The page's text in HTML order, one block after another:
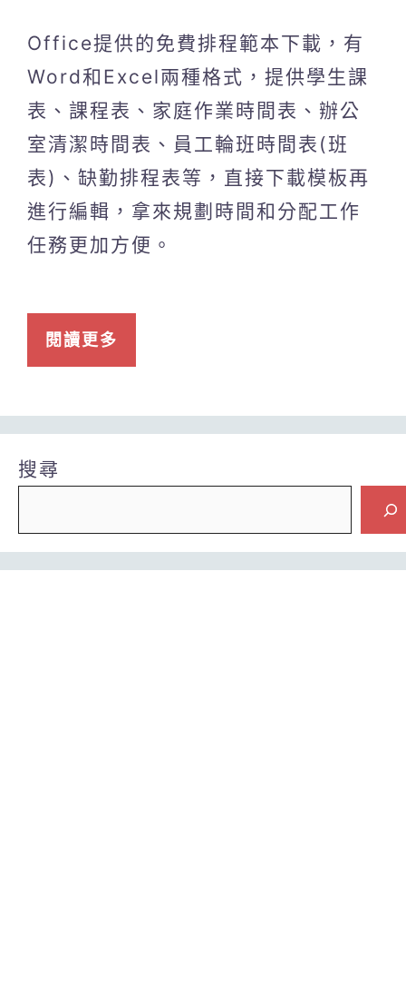
Office提供的免費排程範本下載，有
Word和Excel兩種格式，提供學生課
表、課程表、家庭作業時間表、辦公
室清潔時間表、員工輪班時間表(班
表)、缺勤排程表等，直接下載模板再
進行編輯，拿來規劃時間和分配工作
任務更加方便。
閱讀更多
搜尋